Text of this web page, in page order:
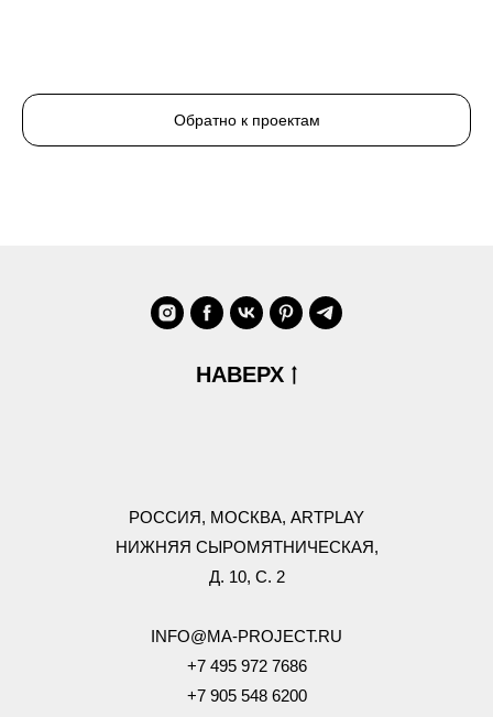
Обратно к проектам
НАВЕРХ
РОССИЯ, МОСКВА, ARTPLAY
НИЖНЯЯ СЫРОМЯТНИЧЕСКАЯ,
Д. 10, С. 2
INFO@MA-PROJECT.RU
+7 495 972 7686
+7 905 548 6200